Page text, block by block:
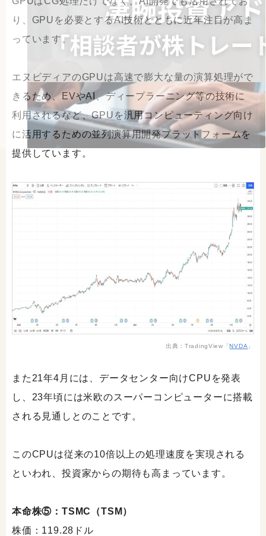
り、GPUを必要とするAI技術とともに近年注目が高ま
っています。
エヌビディアのGPUは高速で膨大な量の演算処理がで
きるため、EVやAI、ディープラーニング等の技術に
利用されるなど、GPUを汎用コンピューティング向け
に活用するための並列演算用開発プラットフォームを
提供しています。
出典：TradingView「NVDA 」
また21年4月には、データセンター向けCPUを発表
し、23年頃には米欧のスーパーコンピューターに搭載
される見通しとのことです。
このCPUは従来の10倍以上の処理速度を実現される
といわれ、投資家からの期待も高まっています。
本命株⑤：TSMC（TSM）
株価：119.28ドル